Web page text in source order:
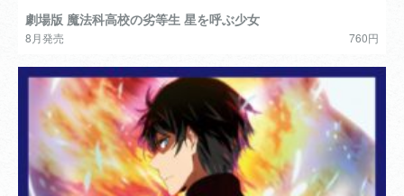
劇場版 魔法科高校の劣等生 星を呼ぶ少女
8月発売 760円